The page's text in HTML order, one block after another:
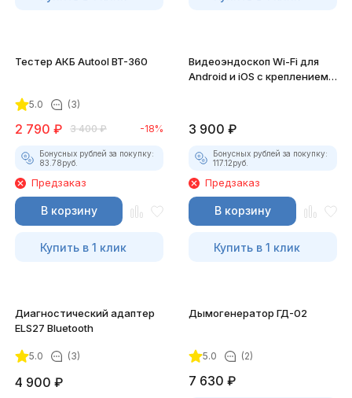
Тестер АКБ Autool BT-360
5.0 (3)
2 790 ₽ 3 400 ₽ -18%
Бонусных рублей за покупку:
83.78руб.
Предзаказ
В корзину
Купить в 1 клик
Видеоэндоскоп Wi-Fi для
Android и iOS с креплением
3 900 ₽
Бонусных рублей за покупку:
117.12руб.
Предзаказ
В корзину
Купить в 1 клик
Диагностический адаптер
ELS27 Bluetooth
5.0 (3)
4 900 ₽
Дымогенератор ГД-02
5.0 (2)
7 630 ₽